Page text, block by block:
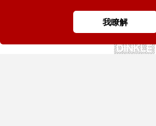
我瞭解
RES-
T3 通用型